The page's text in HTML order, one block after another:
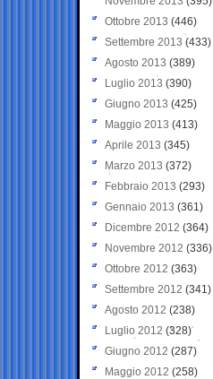
Ottobre 2013 (446)
Settembre 2013 (433)
Agosto 2013 (389)
Luglio 2013 (390)
Giugno 2013 (425)
Maggio 2013 (413)
Aprile 2013 (345)
Marzo 2013 (372)
Febbraio 2013 (293)
Gennaio 2013 (361)
Dicembre 2012 (364)
Novembre 2012 (336)
Ottobre 2012 (363)
Settembre 2012 (341)
Agosto 2012 (238)
Luglio 2012 (328)
Giugno 2012 (287)
Maggio 2012 (258)